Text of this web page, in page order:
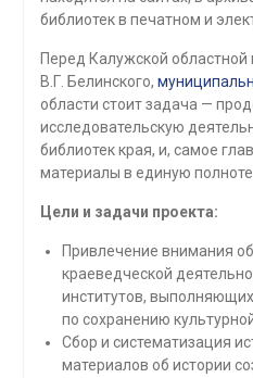
библиотек в печатном и
Перед Калужской областной
В.Г. Белинского,
области стоит задача —
исследовательскую
библиотек края, и, самое
материалы в единую
Цели и задачи проекта:
Привлечение внимания
краеведческой
институтов,
по сохранению
Сбор и систематизация
материалов об истории